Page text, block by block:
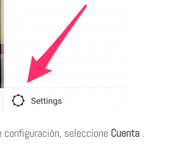
configuración, seleccione Cuenta .